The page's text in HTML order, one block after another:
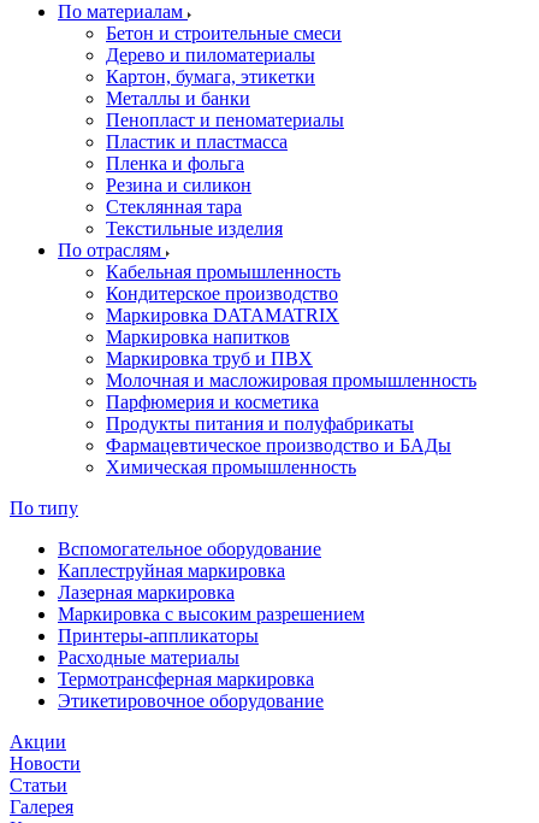
По материалам
Бетон и строительные смеси
Дерево и пиломатериалы
Картон, бумага, этикетки
Металлы и банки
Пенопласт и пеноматериалы
Пластик и пластмасса
Пленка и фольга
Резина и силикон
Стеклянная тара
Текстильные изделия
По отраслям
Кабельная промышленность
Кондитерское производство
Маркировка DATAMATRIX
Маркировка напитков
Маркировка труб и ПВХ
Молочная и масложировая промышленность
Парфюмерия и косметика
Продукты питания и полуфабрикаты
Фармацевтическое производство и БАДы
Химическая промышленность
По типу
Вспомогательное оборудование
Каплеструйная маркировка
Лазерная маркировка
Маркировка с высоким разрешением
Принтеры-аппликаторы
Расходные материалы
Термотрансферная маркировка
Этикетировочное оборудование
Акции
Новости
Статьи
Галерея